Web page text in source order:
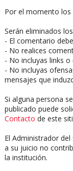
Por el momento
Serán eliminados
- El comentario
- No realices
- No incluyas links
- No incluyas
mensajes que
Si alguna persona
publicado puede
Contacto de este
El Administrador
a su juicio no
la institución.